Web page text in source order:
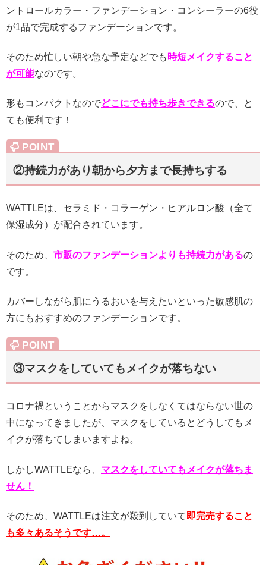
ントロールカラー・ファンデーション・コンシーラーの6役
が1品で完成するファンデーションです。
そのため忙しい朝や急な予定などでも 時短メイクすること
が可能なのです。
形もコンパクトなのでどこにでも持ち歩きできるので、と
ても便利です！
②持続力があり朝から夕方まで長持ちする
WATTLEは、セラミド・コラーゲン・ヒアルロン酸（全て
保湿成分）が配合されています。
そのため、 市販のファンデーションよりも持続力があるの
です。
カバーしながら肌にうるおいを与えたいといった敏感肌の
方にもおすすめのファンデーションです。
③マスクをしていてもメイクが落ちない
コロナ禍ということからマスクをしなくてはならない世の
中になってきましたが、マスクをしているとどうしてもメ
イクが落ちてしまいますよね。
しかしWATTLEなら、 マスクをしていてもメイクが落ちま
せん！
そのため、WATTLEは注文が殺到していて 即完売すること
も多々あるそうです…。